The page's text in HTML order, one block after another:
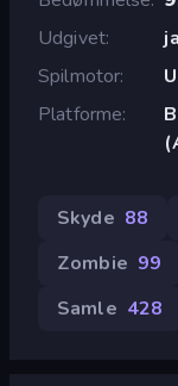
Udgivet
Spilmotor
Platforme
Skyde 88
Zombie 99
Samle 428